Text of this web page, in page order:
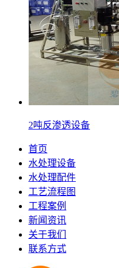
2吨反渗透设备
首页
水处理设备
水处理配件
工艺流程图
工程案例
新闻资讯
关于我们
联系方式